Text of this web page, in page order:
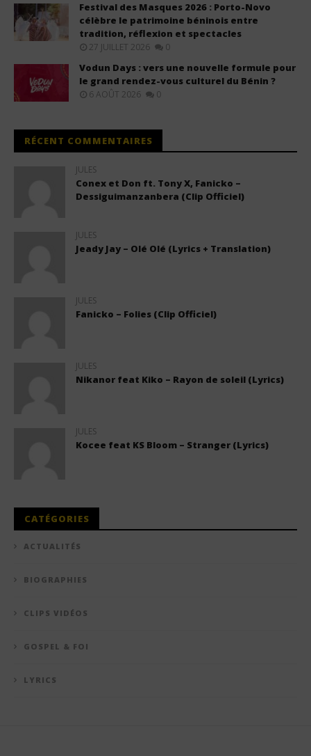
Festival des Masques 2026 : Porto-Novo
célèbre le patrimoine béninois entre
tradition, réflexion et spectacles
27 JUILLET 2026 0
Vodun Days : vers une nouvelle formule pour
le grand rendez-vous culturel du Bénin ?
6 AOÛT 2026 0
RÉCENT COMMENTAIRES
JULES
Conex et Don ft. Tony X, Fanicko –
Dessiguimanzanbera (Clip Officiel)
JULES
Jeady Jay – Olé Olé (Lyrics + Translation)
JULES
Fanicko – Folies (Clip Officiel)
JULES
Nikanor feat Kiko – Rayon de soleil (Lyrics)
JULES
Kocee feat KS Bloom – Stranger (Lyrics)
CATÉGORIES
ACTUALITÉS
BIOGRAPHIES
CLIPS VIDÉOS
GOSPEL & FOI
LYRICS